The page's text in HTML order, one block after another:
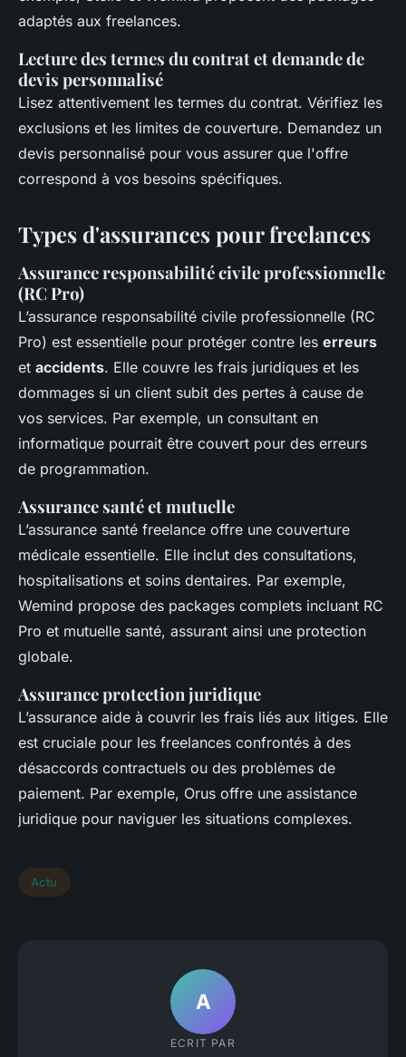
adaptés aux freelances.
Lecture des termes du contrat et demande de
devis personnalisé
Lisez attentivement les termes du contrat. Vérifiez les
exclusions et les limites de couverture. Demandez un
devis personnalisé pour vous assurer que l'offre
correspond à vos besoins spécifiques.
Types d'assurances pour freelances
Assurance responsabilité civile professionnelle
(RC Pro)
L’assurance responsabilité civile professionnelle (RC
Pro) est essentielle pour protéger contre les erreurs
et accidents. Elle couvre les frais juridiques et les
dommages si un client subit des pertes à cause de
vos services. Par exemple, un consultant en
informatique pourrait être couvert pour des erreurs
de programmation.
Assurance santé et mutuelle
L’assurance santé freelance offre une couverture
médicale essentielle. Elle inclut des consultations,
hospitalisations et soins dentaires. Par exemple,
Wemind propose des packages complets incluant RC
Pro et mutuelle santé, assurant ainsi une protection
globale.
Assurance protection juridique
L’assurance aide à couvrir les frais liés aux litiges. Elle
est cruciale pour les freelances confrontés à des
désaccords contractuels ou des problèmes de
paiement. Par exemple, Orus offre une assistance
juridique pour naviguer les situations complexes.
Actu
A
ECRIT PAR